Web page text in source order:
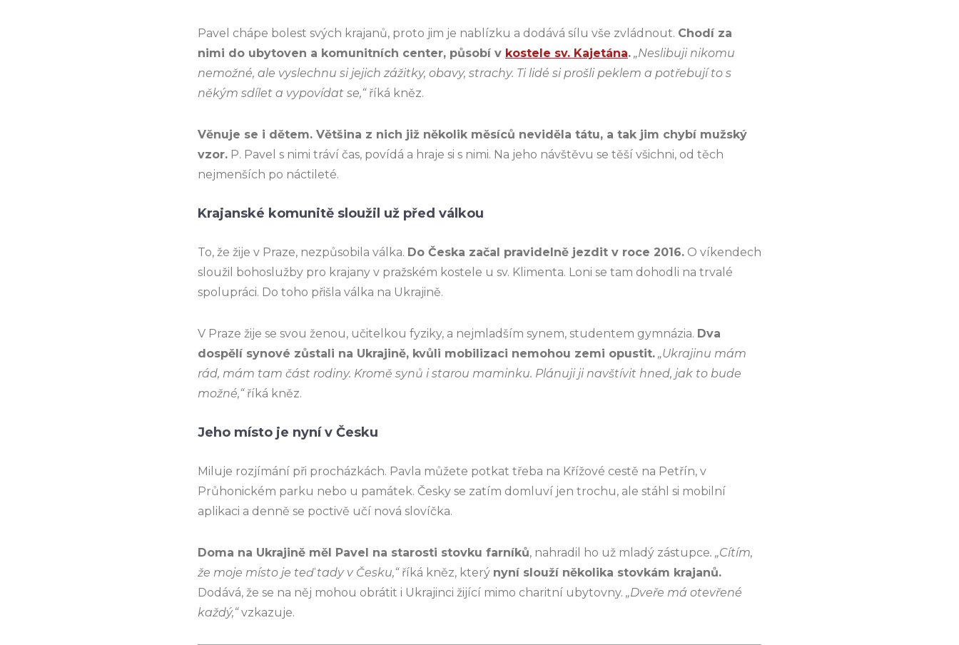
Pavel chápe bolest svých krajanů, proto jim je nablízku a dodává sílu vše zvládnout. Chodí za
nimi do ubytoven a komunitních center, působí v kostele sv. Kajetána. „Neslibuji nikomu
nemožné, ale vyslechnu si jejich zážitky, obavy, strachy. Ti lidé si prošli peklem a potřebují to s
někým sdílet a vypovídat se,“ říká kněz.
Věnuje se i dětem. Většina z nich již několik měsíců neviděla tátu, a tak jim chybí mužský
vzor. P. Pavel s nimi tráví čas, povídá a hraje si s nimi. Na jeho návštěvu se těší všichni, od těch
nejmenších po náctileté.
Krajanské komunitě s loužil už před válkou
To, že žije v Praze, nezpůsobila válka. Do Česka začal pravidelně jezdit v roce 2016. O víkendech
sloužil bohoslužby pro krajany v pražském kostele u sv. Klimenta. Loni se tam dohodli na trvalé
spolupráci. Do toho přišla válka na Ukrajině.
V Praze žije se svou ženou, učitelkou fyziky, a nejmladším synem, studentem gymnázia. Dva
dospělí synové zůstali na Ukrajině, kvůli mobilizaci nemohou zemi opustit. „Ukrajinu mám
rád, mám tam část rodiny. Kromě synů i starou maminku. Plánuji ji navštívit hned, jak to bude
možné,“říká kněz.
Jeho místo je nyní v Česku
Miluje rozjímání při procházkách. Pavla můžete potkat třeba na Křížové cestě na Petřín, v
Průhonickém parku nebo u památek. Česky se zatím domluví jen trochu, ale stáhl si mobilní
aplikaci a denně se poctivě učí nová slovíčka.
Doma na Ukrajině měl Pavel na starosti stovku farníků, nahradil ho už mladý zástupce. „Cítím,
že moje místo je teď tady v Česku,“říká kněz, který nyní slouží několika stovkám krajanů.
Dodává, že se na něj mohou obrátit i Ukrajinci žijící mimo charitní ubytovny. „Dveře má otevřené
každý,“vzkazuje.